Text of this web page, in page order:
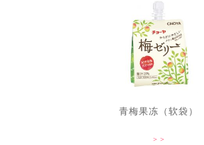
青梅果冻（软袋）